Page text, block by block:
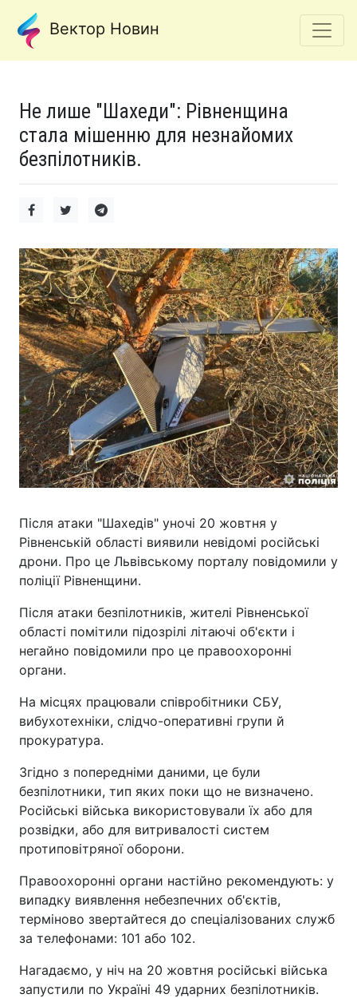
Вектор Новин
Не лише "Шахеди": Рівненщина
стала мішенню для незнайомих
безпілотників.
Після атаки "Шахедів" уночі 20 жовтня у
Рівненській області виявили невідомі російські
дрони. Про це Львівському порталу повідомили у
поліції Рівненщини.
Після атаки безпілотників, жителі Рівненської
області помітили підозрілі літаючі об'єкти і
негайно повідомили про це правоохоронні
органи.
На місцях працювали співробітники СБУ,
вибухотехніки, слідчо-оперативні групи й
прокуратура.
Згідно з попередніми даними, це були
безпілотники, тип яких поки що не визначено.
Російські війська використовували їх або для
розвідки, або для витривалості систем
протиповітряної оборони.
Правоохоронні органи настійно рекомендують: у
випадку виявлення небезпечних об'єктів,
терміново звертайтеся до спеціалізованих служб
за телефонами: 101 або 102.
Нагадаємо, у ніч на 20 жовтня російські війська
запустили по Україні 49 ударних безпілотників.